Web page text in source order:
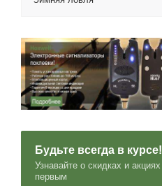
Будьте всегда в курсе!
Узнавайте о скидках и акциях
первым